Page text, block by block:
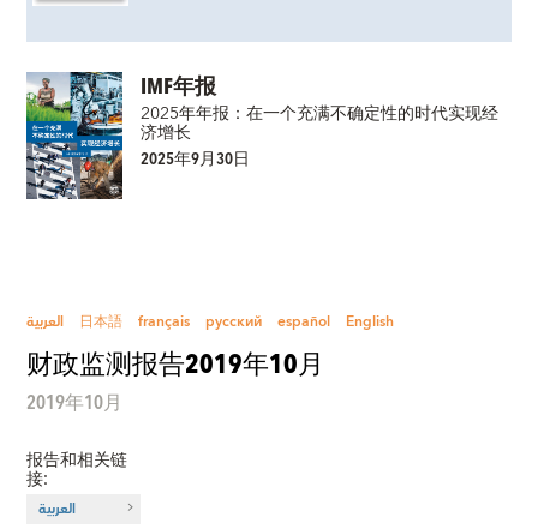
IMF年报
2025年年报：在一个充满不确定性的时代实现经
济增长
2025年9月30日
العربية 日本語 français русский español English
财政监测报告2019年10月
2019年10月
报告和相关链
接:
العربية